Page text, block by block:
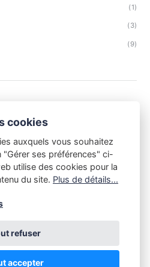
(1)
(3)
(9)
est la propriété du Club Niépce-
du droit d'auteur. Toute copie
Lumière, quelle qu'en soit la
cookies
auxquels vous souhaitez
"Gérer ses préférences" ci-
utilise des cookies pour la
du site. Plus de détails...
refuser
accepter